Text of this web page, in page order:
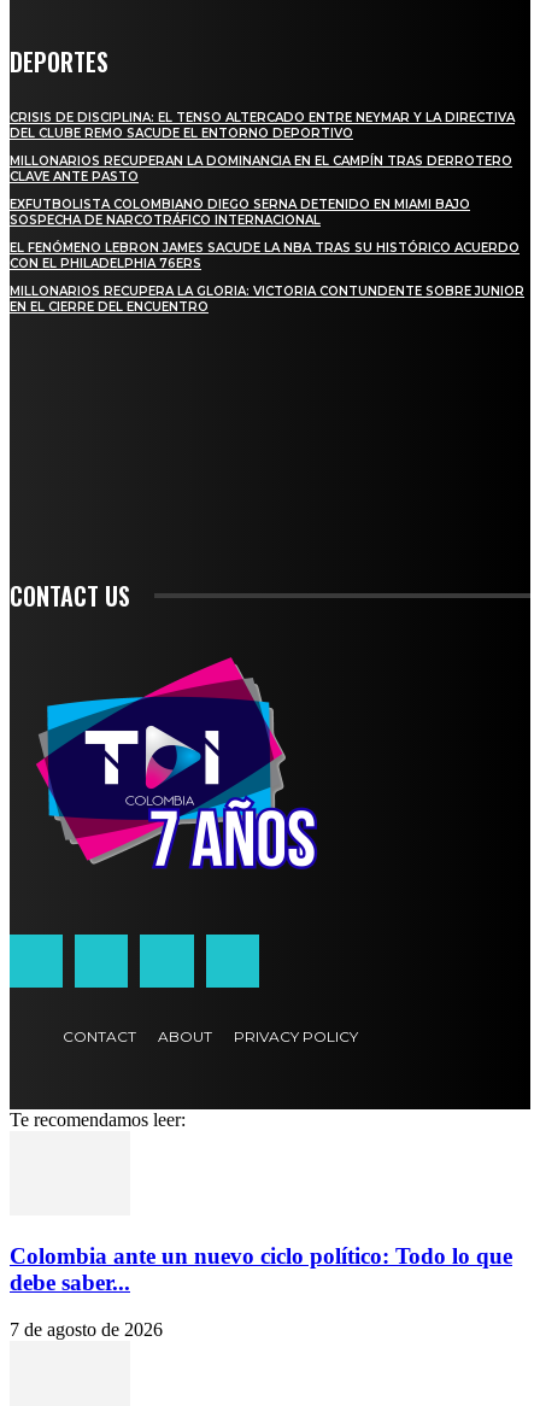
DEPORTES
CRISIS DE DISCIPLINA: EL TENSO ALTERCADO ENTRE NEYMAR Y LA DIRECTIVA
DEL CLUBE REMO SACUDE EL ENTORNO DEPORTIVO
MILLONARIOS RECUPERAN LA DOMINANCIA EN EL CAMPÍN TRAS DERROTERO
CLAVE ANTE PASTO
EXFUTBOLISTA COLOMBIANO DIEGO SERNA DETENIDO EN MIAMI BAJO
SOSPECHA DE NARCOTRÁFICO INTERNACIONAL
EL FENÓMENO LEBRON JAMES SACUDE LA NBA TRAS SU HISTÓRICO ACUERDO
CON EL PHILADELPHIA 76ERS
MILLONARIOS RECUPERA LA GLORIA: VICTORIA CONTUNDENTE SOBRE JUNIOR
EN EL CIERRE DEL ENCUENTRO
CONTACT US
CONTACT ABOUT PRIVACY POLICY
Te recomendamos leer:
Colombia ante un nuevo ciclo político: Todo lo que
debe saber...
7 de agosto de 2026